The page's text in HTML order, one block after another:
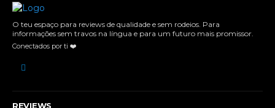
O teu espaço para reviews de qualidade e sem rodeios. Para
informações sem travos na língua e para um futuro mais promissor.
Conectados por ti ❤️
REVIEWS